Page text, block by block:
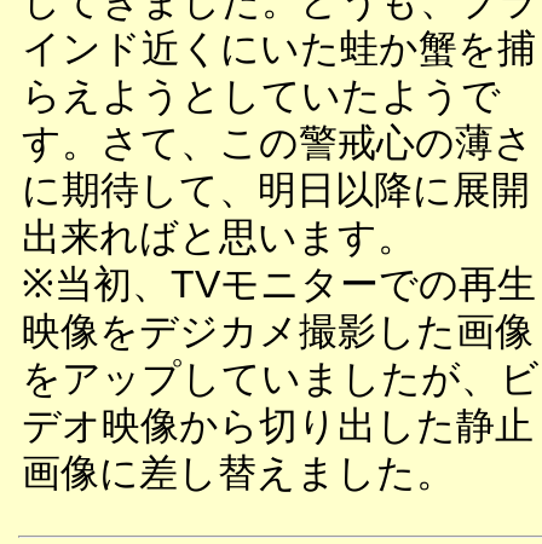
インド近くにいた蛙か蟹を捕
らえようとしていたようで
す。さて、この警戒心の薄さ
に期待して、明日以降に展開
出来ればと思います。
※当初、TVモニターでの再生
映像をデジカメ撮影した画像
をアップしていましたが、ビ
デオ映像から切り出した静止
画像に差し替えました。